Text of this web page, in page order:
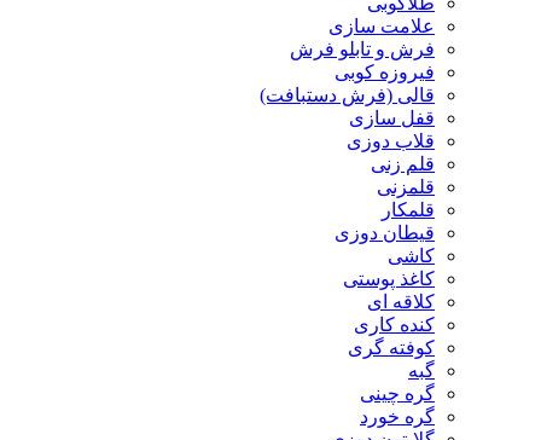
علامت سازی
فرش و تابلو فرش
فیروزه کوبی
قالی (فرش دستبافت)
قفل سازی
قلاب دوزی
قلم زنی
قلمزنی
قلمکار
قیطان دوزی
کاشی
کاغذ پوستی
کلاقه ای
کنده کاری
کوفته گری
گبه
گره چینی
گره خورد